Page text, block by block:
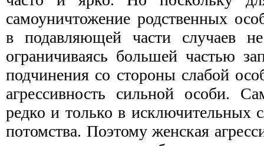
самоуничтожение родственных
в подавляющей части случаев
ограничиваясь большей частью
подчинения со стороны слабой
агрессивность сильной особи.
редко и только в исключительных
потомства. Поэтому женская